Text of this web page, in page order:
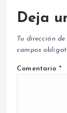
Deja
Tu dirección
campos
Comentario *